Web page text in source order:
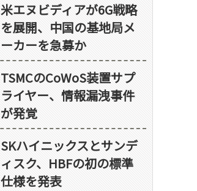
米エヌビディアが6G戦略
を展開、中国の基地局メ
ーカーを急募か
TSMCのCoWoS装置サプ
ライヤー、情報漏洩事件
が発覚
SKハイニックスとサンデ
ィスク、HBFの初の標準
仕様を発表